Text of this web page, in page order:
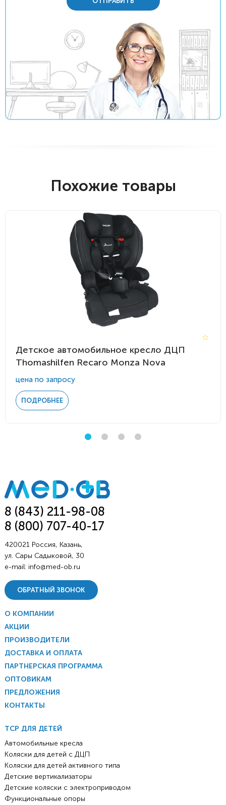
Похожие товары
Детское автомобильное кресло ДЦП
Thomashilfen Recaro Monza Nova
цена по запросу
ПОДРОБНЕЕ
8 (843) 211-98-08
8 (800) 707-40-17
420021 Россия, Казань,
ул. Сары Садыковой, 30
e-mail: info@med-ob.ru
ОБРАТНЫЙ ЗВОНОК
О КОМПАНИИ
АКЦИИ
ПРОИЗВОДИТЕЛИ
ДОСТАВКА И ОПЛАТА
ПАРТНЕРСКАЯ ПРОГРАММА
ОПТОВИКАМ
ПРЕДЛОЖЕНИЯ
КОНТАКТЫ
ТСР ДЛЯ ДЕТЕЙ
Автомобильные кресла
Коляски для детей с ДЦП
Коляски для детей активного типа
Детские вертикализаторы
Детские коляски с электроприводом
Функциональные опоры